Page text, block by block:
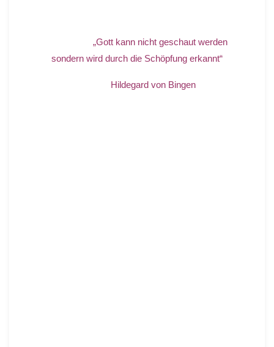
„Gott kann nicht geschaut werden
sondern wird durch die Schöpfung erkannt“
Hildegard von Bingen